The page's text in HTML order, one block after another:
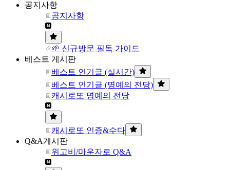
공지사항
공지사항
🌱 신규방문 필독 가이드
베스트 게시판
베스트 인기글 (실시간)
베스트 인기글 (명예의 전당)
캐시로또 명예의 전당
캐시로또 인증&수다
Q&A게시판
위고비/마운자로 Q&A